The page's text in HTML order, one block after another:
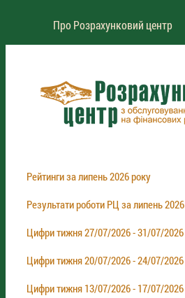
Про Розрахунковий центр
Рейтинги за липень 2026 року
Результати роботи РЦ за липень 2026
Цифри тижня 27/07/2026 - 31/07/2026
Цифри тижня 20/07/2026 - 24/07/2026
Цифри тижня 13/07/2026 - 17/07/2026